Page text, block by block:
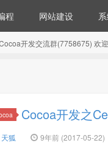
程 网站建设
开发交流群(7758675) 欢
Cocoa开发之
天狐 9年前 (2017-05-22)